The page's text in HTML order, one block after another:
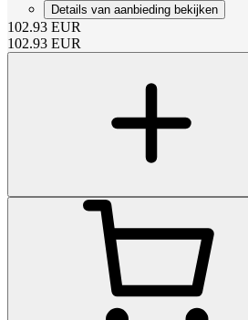
Details van aanbieding bekijken
102.93 EUR
102.93 EUR